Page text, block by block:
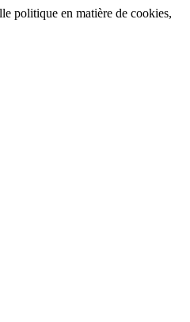
politique en matière de cookies,